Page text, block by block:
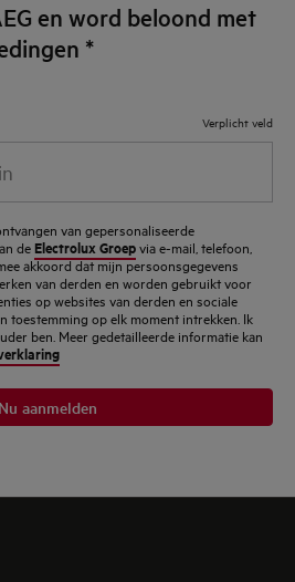
en word beloond met
*
Verplicht veld
van gepersonaliseerde
de Electrolux Groepvia e-mail, telefoon,
akkoord dat mijn persoonsgegevens
van derden en worden gebruikt voor
op websites van derden en sociale
toestemming op elk moment intrekken. Ik
ben. Meer gedetailleerde informatie kan
Nu aanmelden